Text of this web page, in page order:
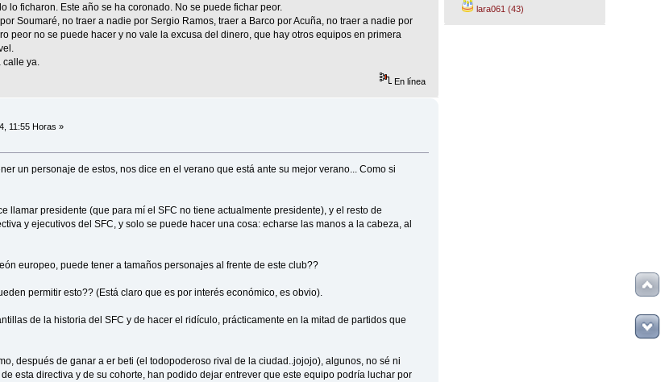
lo ficharon. Este año se ha coronado. No se puede fichar peor.
Soumaré, no traer a nadie por Sergio Ramos, traer a Barco por Acuña, no traer a nadie por
peor no se puede hacer y no vale la excusa del dinero, que hay otros equipos en primera
ya.
En línea
11:55 Horas »
un personaje de estos, nos dice en el verano que está ante su mejor verano... Como si
llamar presidente (que para mí el SFC no tiene actualmente presidente), y el resto de
y ejecutivos del SFC, y solo se puede hacer una cosa: echarse las manos a la cabeza, al
europeo, puede tener a tamaños personajes al frente de este club??
permitir esto?? (Está claro que es por interés económico, es obvio).
de la historia del SFC y de hacer el ridículo, prácticamente en la mitad de partidos que
después de ganar a er beti (el todopoderoso rival de la ciudad..jojojo), algunos, no sé ni
esta directiva y de su cohorte, han podido dejar entrever que este equipo podría luchar por
lara061 (43)